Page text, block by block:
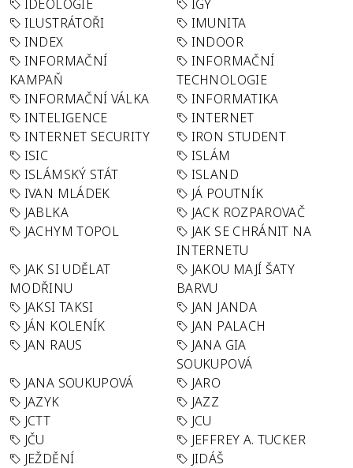
IDEOLOGIE
IGY
ILUSTRÁTOŘI
IMUNITA
INDEX
INDOOR
INFORMAČNÍ
KAMPAŇ
INFORMAČNÍ
TECHNOLOGIE
INFORMAČNÍ VÁLKA
INFORMATIKA
INTELIGENCE
INTERNET
INTERNET SECURITY
IRON STUDENT
ISIC
ISLÁM
ISLÁMSKÝ STÁT
ISLAND
IVAN MLÁDEK
JÁ POUTNÍK
JABLKA
JACK ROZPAROVAČ
JACHYM TOPOL
JAK SE CHRÁNIT NA
INTERNETU
JAK SI UDĚLAT
MODŘINU
JAKOU MAJÍ ŠATY
BARVU
JAKSI TAKSI
JAN JANDA
JÁN KOLENÍK
JAN PALACH
JAN RAUS
JANA GIA
SOUKUPOVÁ
JANA SOUKUPOVÁ
JARO
JAZYK
JAZZ
JCTT
JCU
JČU
JEFFREY A. TUCKER
JEŽDĚNÍ
JIDÁŠ